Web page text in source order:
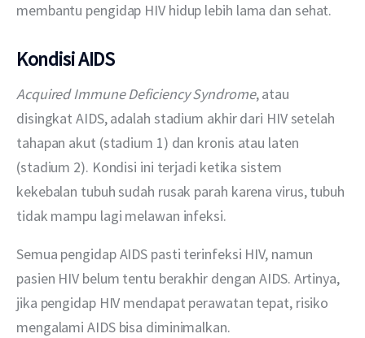
membantu pengidap HIV hidup lebih lama dan sehat.
Kondisi AIDS
Acquired Immune Deficiency Syndrome, atau
disingkat AIDS, adalah stadium akhir dari HIV setelah
tahapan akut (stadium 1) dan kronis atau laten
(stadium 2). Kondisi ini terjadi ketika sistem
kekebalan tubuh sudah rusak parah karena virus, tubuh
tidak mampu lagi melawan infeksi.
Semua pengidap AIDS pasti terinfeksi HIV, namun
pasien HIV belum tentu berakhir dengan AIDS. Artinya,
jika pengidap HIV mendapat perawatan tepat, risiko
mengalami AIDS bisa diminimalkan.